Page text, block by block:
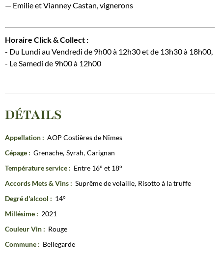
— Emilie et Vianney Castan, vignerons
Horaire Click & Collect :
- Du Lundi au Vendredi de 9h00 à 12h30 et de 13h30 à 18h00,
- Le Samedi de 9h00 à 12h00
DÉTAILS
Appellation : AOP Costières de Nîmes
Cépage : Grenache Syrah Carignan
Température service : Entre 16° et 18°
Accords Mets & Vins : Suprême de volaille Risotto à la truffe
Degré d'alcool : 14°
Millésime : 2021
Couleur Vin : Rouge
Commune : Bellegarde